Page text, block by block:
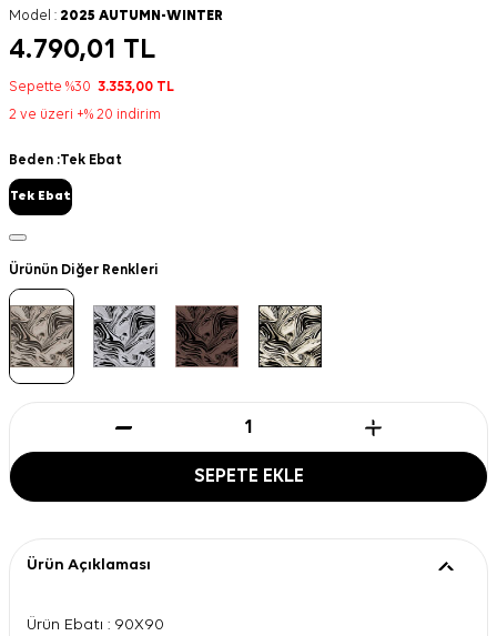
Model : 2025 AUTUMN-WINTER
4.790,01 TL
Sepette %30 3.353,00 TL
2 ve üzeri +% 20 indirim
Beden :Tek Ebat
Tek Ebat
Ürünün Diğer Renkleri
SEPETE EKLE
Ürün Açıklaması
Ürün Ebatı : 90X90